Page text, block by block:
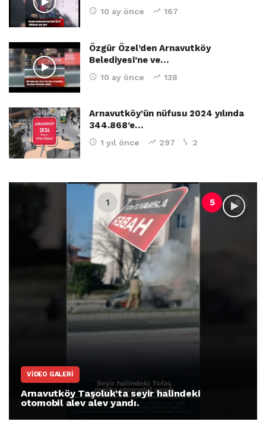
10 ay önce 167
Özgür Özel’den Arnavutköy
Belediyesi’ne ve…
10 ay önce 138
Arnavutköy’ün nüfusu 2024 yılında
344.868’e…
1 yıl önce 297 2
VIDEO GALERI
Arnavutköy Taşoluk’ta seyir halindeki
otomobil alev alev yandı.